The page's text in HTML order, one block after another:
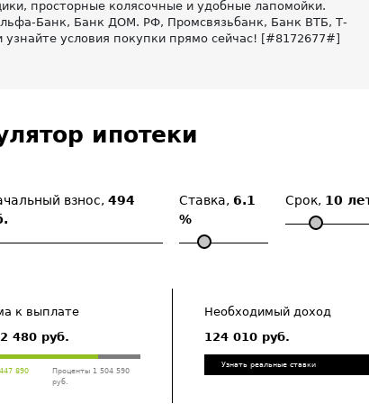
просторные колясочные и удобные лапомойки.
Банк, Банк ДОМ. РФ, Промсвязьбанк, Банк ВТБ, Т-
условия покупки прямо сейчас! [#8172677#]
ипотеки
взнос,494
Ставка,6.1
%
Срок, 10
к выплате
480 руб.
890
Проценты 1 504 590
руб.
Необходимый доход
124 010 руб.
Узнать реальные ставки